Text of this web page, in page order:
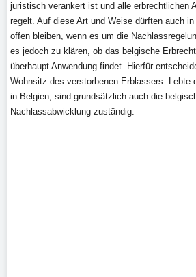
juristisch verankert ist und alle erbrechtlichen
regelt. Auf diese Art und Weise dürften auch
offen bleiben, wenn es um die
es jedoch zu klären, ob das belgische
überhaupt Anwendung findet. Hierfür
Wohnsitz des verstorbenen Erblassers. Lebte
in Belgien, sind grundsätzlich auch die
Nachlassabwicklung zuständig.